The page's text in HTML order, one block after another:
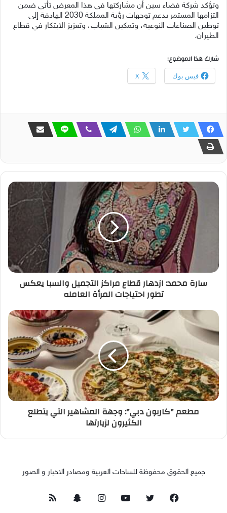
وتؤكد شركة فضاء سين أن مشاركتها في هذا المعرض تأتي ضمن
التزامها المستمر بدعم توجهات رؤية المملكة 2030 الهادفة إلى
توطين الصناعات النوعية، وتمكين الشباب، وتعزيز الابتكار في قطاع
الطيران.
شارك هذا الموضوع:
فيس بوك X
سارة محمد: ازدهار قطاع مراكز التجميل والسبا يعكس
تطور احتياجات المرأة العامله
مطعم "كاربون دبي": وجهة المشاهير التي يتطلع
الكثيرون لزيارتها
جميع الحقوق محفوظة للساحات العربية ومصادر الاخبار و الصور
فيسبوك تويتر يوتيوبانستقرامسناب ملخص